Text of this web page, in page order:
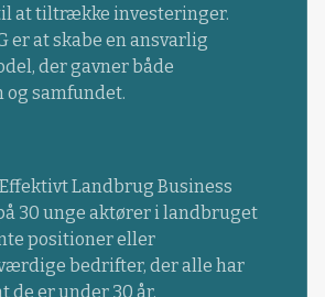
at tiltrække investeringer.
er at skabe en ansvarlig
der gavner både
samfundet.
Landbrug Business
30 unge aktører i landbruget
positioner eller
bedrifter, der alle har
de er under 30 år.